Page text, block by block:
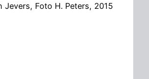
Jevers, Foto H. Peters, 2015